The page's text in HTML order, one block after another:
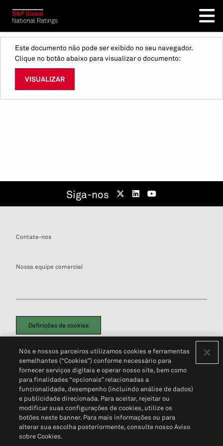
Este documento não pode ser exibido no seu navegador.
Clique no botão abaixo para visualizar o documento:
VISUALIZAR
Siga-nos
Contate-nos
Nossa equipe comercial
Definições de cookies
Política de PrivacidadePortal de privacidade do cliente (em inglês)
Não Venda Minhas Informações Pessoais© 2026 S&P Global
Nós e nossos parceiros utilizamos cookies e ferramentas
semelhantes (“Cookies”) conforme necessário para
fornecer serviços digitais e operar nosso site, bem como
para finalidades “opcionais” relacionadas a
funcionalidade, desempenho (incluindo análise de dados)
e publicidade direcionada. Para aceitar, rejeitar ou
modificar suas configurações de cookies, utilize os
botões neste banner. Para mais informações ou para
alterar sua escolha posteriormente, consulte nosso Aviso
sobre Cookies.